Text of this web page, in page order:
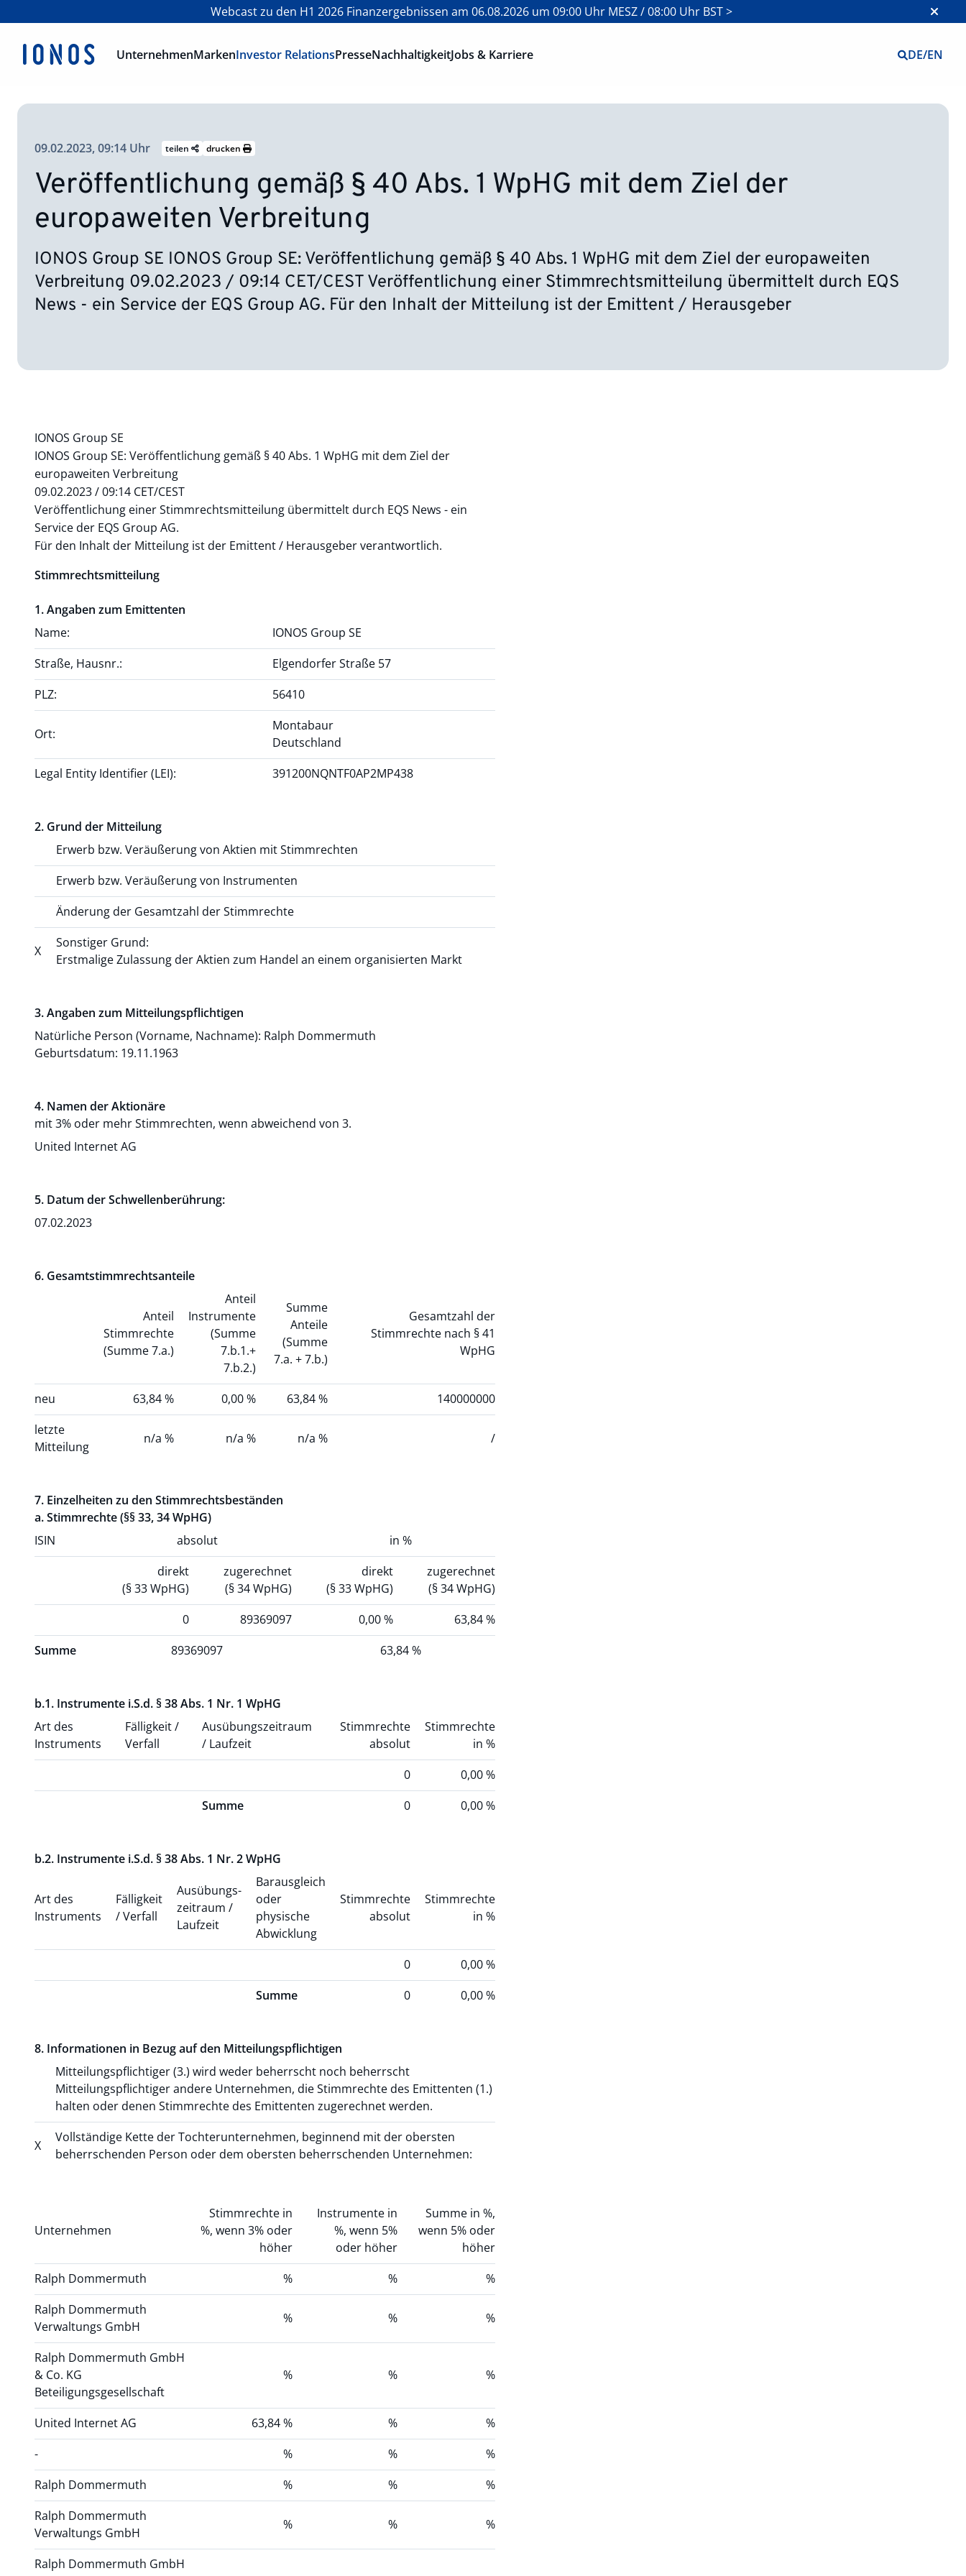
Webcast zu den H1 2026 Finanzergebnissen am 06.08.2026 um 09:00 Uhr MESZ / 08:00 Uhr BST >
UnternehmenMarkenInvestor RelationsPresseNachhaltigkeitJobs & Karriere DE/EN
09.02.2023, 09:14 Uhr teilen drucken
Veröffentlichung gemäß § 40 Abs. 1 WpHG mit dem Ziel der
europaweiten Verbreitung
IONOS Group SE IONOS Group SE: Veröffentlichung gemäß § 40 Abs. 1 WpHG mit dem Ziel der europaweiten
Verbreitung 09.02.2023 / 09:14 CET/CEST Veröffentlichung einer Stimmrechtsmitteilung übermittelt durch EQS
News - ein Service der EQS Group AG. Für den Inhalt der Mitteilung ist der Emittent / Herausgeber
IONOS Group SE
IONOS Group SE: Veröffentlichung gemäß § 40 Abs. 1 WpHG mit dem Ziel der
europaweiten Verbreitung
09.02.2023 / 09:14 CET/CEST
Veröffentlichung einer Stimmrechtsmitteilung übermittelt durch EQS News - ein
Service der EQS Group AG.
Für den Inhalt der Mitteilung ist der Emittent / Herausgeber verantwortlich.
Stimmrechtsmitteilung
1. Angaben zum Emittenten
Name:
IONOS Group SE
Straße, Hausnr.:
Elgendorfer Straße 57
PLZ:
56410
Ort:
Montabaur
Deutschland
Legal Entity Identifier (LEI):
391200NQNTF0AP2MP438
2. Grund der Mitteilung
Erwerb bzw. Veräußerung von Aktien mit Stimmrechten
Erwerb bzw. Veräußerung von Instrumenten
Änderung der Gesamtzahl der Stimmrechte
X
Sonstiger Grund:
Erstmalige Zulassung der Aktien zum Handel an einem organisierten Markt
3. Angaben zum Mitteilungspflichtigen
Natürliche Person (Vorname, Nachname): Ralph Dommermuth
Geburtsdatum: 19.11.1963
4. Namen der Aktionäre
mit 3% oder mehr Stimmrechten, wenn abweichend von 3.
United Internet AG
5. Datum der Schwellenberührung:
07.02.2023
6. Gesamtstimmrechtsanteile
Anteil
Stimmrechte
(Summe 7.a.)
Anteil
Instrumente
(Summe
7.b.1.+
7.b.2.)
Summe
Anteile
(Summe
7.a. + 7.b.)
Gesamtzahl der
Stimmrechte nach § 41
WpHG
neu 63,84 % 0,00 % 63,84 %
140000000
letzte
Mitteilung
n/a % n/a % n/a % /
7. Einzelheiten zu den Stimmrechtsbeständen
a. Stimmrechte (§§ 33, 34 WpHG)
ISIN
absolut
in %
direkt
(§ 33 WpHG)
zugerechnet
(§ 34 WpHG)
direkt
(§ 33 WpHG)
zugerechnet
(§ 34 WpHG)
0
89369097 0,00 %
63,84 %
Summe
89369097 63,84 %
b.1. Instrumente i.S.d. § 38 Abs. 1 Nr. 1 WpHG
Art des
Instruments
Fälligkeit /
Verfall
Ausübungs­zeitraum
/ Laufzeit
Stimmrechte
absolut
Stimmrechte
in %
0
0,00 %
Summe
0 0,00 %
b.2. Instrumente i.S.d. § 38 Abs. 1 Nr. 2 WpHG
Art des
Instruments
Fälligkeit
/ Verfall
Ausübungs­
zeitraum /
Laufzeit
Barausgleich
oder
physische
Abwicklung
Stimmrechte
absolut
Stimmrechte
in %
0
0,00 %
Summe
0 0,00 %
8. Informationen in Bezug auf den Mitteilungspflichtigen
Mitteilungspflichtiger (3.) wird weder beherrscht noch beherrscht
Mitteilungspflichtiger andere Unternehmen, die Stimmrechte des Emittenten (1.)
halten oder denen Stimmrechte des Emittenten zugerechnet werden.
X
Vollständige Kette der Tochterunternehmen, beginnend mit der obersten
beherrschenden Person oder dem obersten beherrschenden Unternehmen:
Unternehmen
Stimmrechte in
%, wenn 3% oder
höher
Instrumente in
%, wenn 5%
oder höher
Summe in %,
wenn 5% oder
höher
Ralph Dommermuth
% %
%
Ralph Dommermuth
Verwaltungs GmbH
% % %
Ralph Dommermuth GmbH
& Co. KG
Beteiligungsgesellschaft
% % %
United Internet AG 63,84 % %
%
-
% %
%
Ralph Dommermuth
% %
%
Ralph Dommermuth
Verwaltungs GmbH
% % %
Ralph Dommermuth GmbH